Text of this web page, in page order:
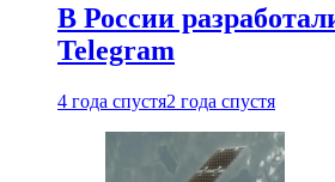
В России
Telegram
4 года спустя2 года спустя